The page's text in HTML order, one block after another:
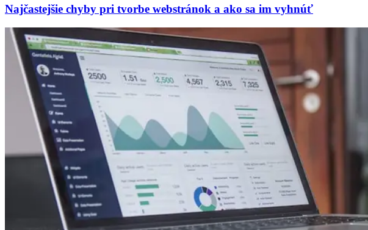
Najčastejšie chyby pri tvorbe webstránok a ako sa im vyhnúť